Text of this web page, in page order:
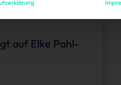
auf Elke Pahl-